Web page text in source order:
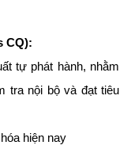
CQ):
tự phát hành, nhằm
tra nội bộ và đạt tiêu
hiện nay